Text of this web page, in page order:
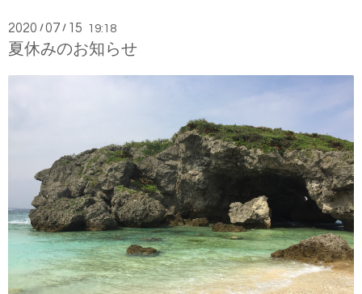
2020 /07 / 15 19:18
夏休みのお知らせ